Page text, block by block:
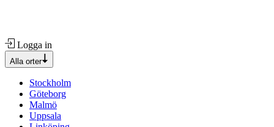
Logga in
Alla orter
Stockholm
Göteborg
Malmö
Uppsala